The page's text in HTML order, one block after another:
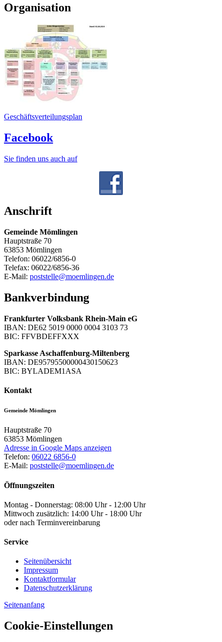
Organisation
Geschäftsverteilungsplan
Facebook
Sie finden uns auch auf
Anschrift
Gemeinde Mömlingen
Hauptstraße 70
63853 Mömlingen
Telefon: 06022/6856-0
Telefax: 06022/6856-36
E-Mail: poststelle@moemlingen.de
Bankverbindung
Frankfurter Volksbank Rhein-Main eG
IBAN: DE62 5019 0000 0004 3103 73
BIC: FFVBDEFFXXX
Sparkasse Aschaffenburg-Miltenberg
IBAN: DE95795500000430150623
BIC: BYLADEM1ASA
Kontakt
Gemeinde Mömlingen
Hauptstraße 70
63853 Mömlingen
Adresse in Google Maps anzeigen
Telefon: 06022 6856-0
E-Mail: poststelle@moemlingen.de
Öffnungszeiten
Montag - Donnerstag: 08:00 Uhr - 12:00 Uhr
Mittwoch zusätzlich: 14:00 Uhr - 18:00 Uhr
oder nach Terminvereinbarung
Service
Seitenübersicht
Impressum
Kontaktformular
Datenschutzerklärung
Seitenanfang
Cookie-Einstellungen